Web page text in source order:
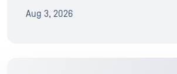
Aug 3, 2026